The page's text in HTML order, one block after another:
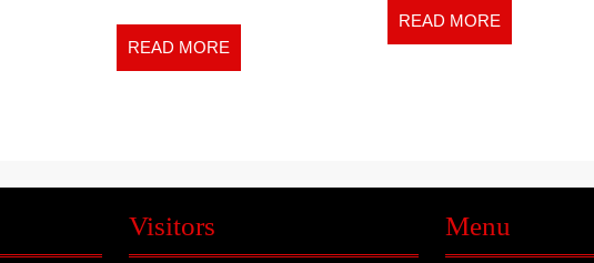
KUMAR
NIRAJ
KUMAR
JHA
READ MOREREAD
MORE
READ MORE
MORE
Visitors Menu